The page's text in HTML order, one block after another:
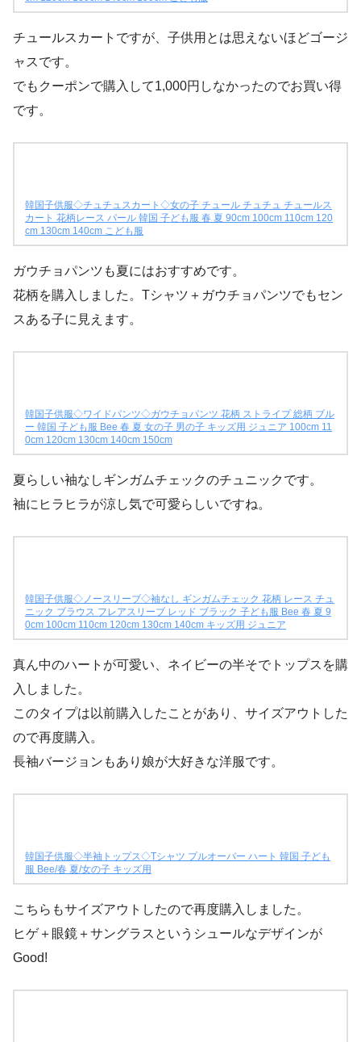
チュールスカートですが、子供用とは思えないほどゴージ
ャスです。
でもクーポンで購入して1,000円しなかったのでお買い得
です。
韓国子供服◇チュチュスカート◇女の子 チュール チュチュ チュールス
カート 花柄レース パール 韓国 子ども服 春 夏 90cm 100cm 110cm 120
cm 130cm 140cm こども服
ガウチョパンツも夏にはおすすめです。
花柄を購入しました。Tシャツ＋ガウチョパンツでもセン
スある子に見えます。
韓国子供服◇ワイドパンツ◇ガウチョパンツ 花柄 ストライプ 総柄 ブル
ー 韓国 子ども服 Bee 春 夏 女の子 男の子 キッズ用 ジュニア 100cm 11
0cm 120cm 130cm 140cm 150cm
夏らしい袖なしギンガムチェックのチュニックです。
袖にヒラヒラが涼し気で可愛らしいですね。
韓国子供服◇ノースリーブ◇袖なし ギンガムチェック 花柄 レース チュ
ニック ブラウス フレアスリーブ レッド ブラック 子ども服 Bee 春 夏 9
0cm 100cm 110cm 120cm 130cm 140cm キッズ用 ジュニア
真ん中のハートが可愛い、ネイビーの半そでトップスを購
入しました。
このタイプは以前購入したことがあり、サイズアウトした
ので再度購入。
長袖バージョンもあり娘が大好きな洋服です。
韓国子供服◇半袖トップス◇Tシャツ プルオーバー ハート 韓国 子ども
服 Bee/春 夏/女の子 キッズ用
こちらもサイズアウトしたので再度購入しました。
ヒゲ＋眼鏡＋サングラスというシュールなデザインが
Good!